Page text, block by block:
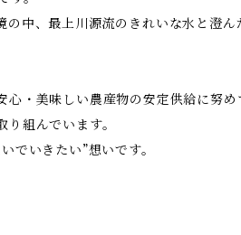
中、最上川源流のきれいな水と澄
・美味しい農産物の安定供給に努め
組んでいます。
でいきたい”想いです。